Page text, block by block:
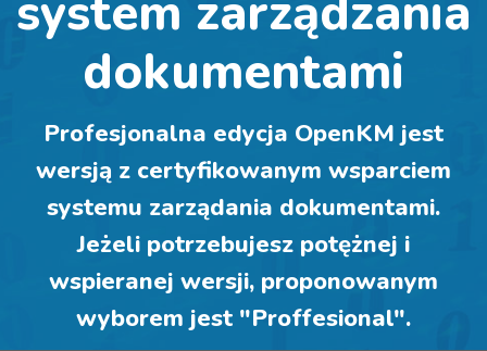
system zarządzania
dokumentami
Profesjonalna edycja OpenKM jest
wersją z certyfikowanym wsparciem
systemu zarządania dokumentami.
Jeżeli potrzebujesz potężnej i
wspieranej wersji, proponowanym
wyborem jest "Proffesional".